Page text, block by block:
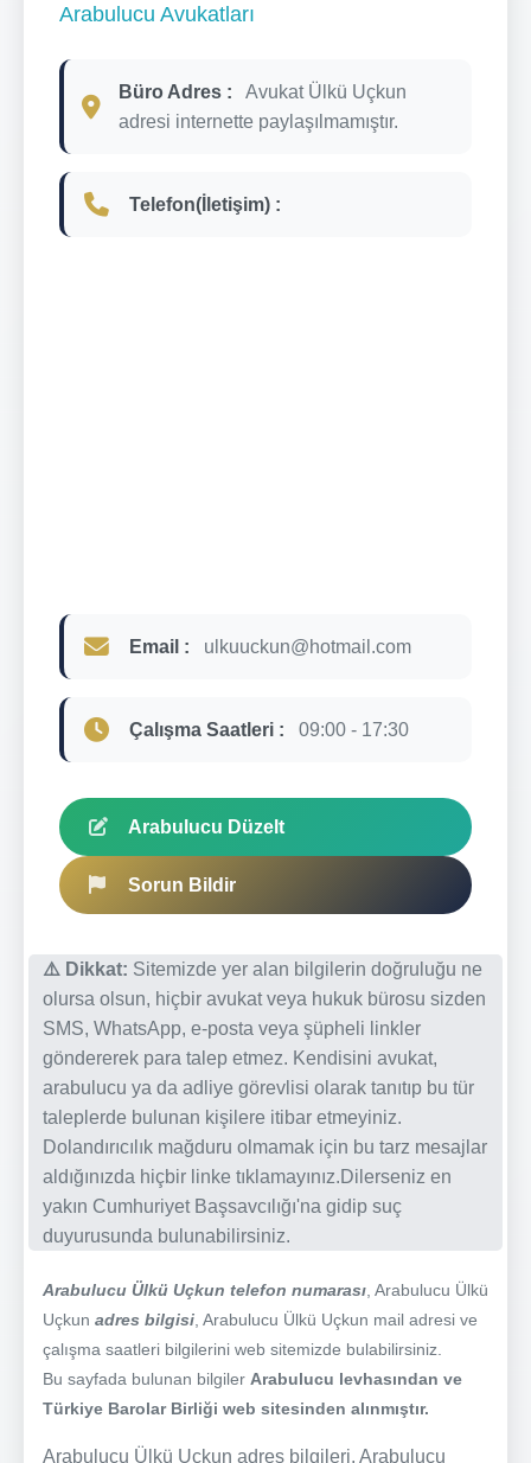
Arabulucu Avukatları
Büro Adres :
Avukat Ülkü Uçkun
adresi internette paylaşılmamıştır.
Telefon(İletişim) :
Email : ulkuuckun@hotmail.com
Çalışma Saatleri : 09:00 - 17:30
Arabulucu Düzelt
Sorun Bildir
⚠️ Dikkat: Sitemizde yer alan bilgilerin doğruluğu ne
olursa olsun, hiçbir avukat veya hukuk bürosu sizden
SMS, WhatsApp, e-posta veya şüpheli linkler
göndererek para talep etmez. Kendisini avukat,
arabulucu ya da adliye görevlisi olarak tanıtıp bu tür
taleplerde bulunan kişilere itibar etmeyiniz.
Dolandırıcılık mağduru olmamak için bu tarz mesajlar
aldığınızda hiçbir linke tıklamayınız.Dilerseniz en
yakın Cumhuriyet Başsavcılığı'na gidip suç
duyurusunda bulunabilirsiniz.
Arabulucu Ülkü Uçkun telefon numarası , Arabulucu Ülkü
Uçkun adres bilgisi , Arabulucu Ülkü Uçkun mail adresi ve
çalışma saatleri bilgilerini web sitemizde bulabilirsiniz.
Bu sayfada bulunan bilgiler Arabulucu levhasından ve
Türkiye Barolar Birliği web sitesinden alınmıştır.
Arabulucu Ülkü Uçkun adres bilgileri, Arabulucu